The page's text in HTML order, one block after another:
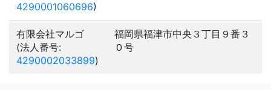
4290001060696)
有限会社マルゴ
(法人番号:
4290002033899)
福岡県福津市中央３丁目９番３
０号